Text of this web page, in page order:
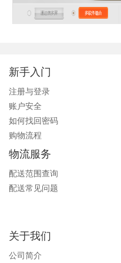
新手入门
注册与登录
账户安全
如何找回密码
购物流程
物流服务
配送范围查询
配送常见问题
关于我们
公司简介